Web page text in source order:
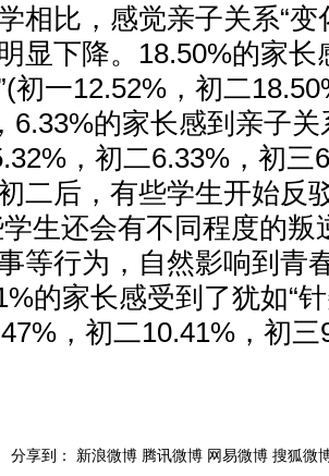
比，感觉亲子关系“变
显下降。18.50%的家长
初一12.52%，初二
6.33%的家长感到亲子关
，初二6.33%，初三
后，有些学生开始反
生还会有不同程度的叛
等行为，自然影响到青
的家长感受到了犹如“
，初二10.41%，初三
分享到： 新浪微博 腾讯微博 网易微博 搜狐微